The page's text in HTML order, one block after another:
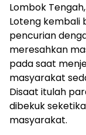
Lombok
Loteng kembali
pencurian
meresahkan
pada saat
masyarakat
Disaat itulah
dibekuk
masyarakat.